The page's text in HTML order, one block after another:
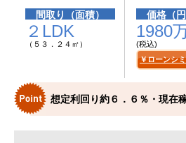
間取り（面積）
２LDK
（５３．２４㎡）
価格（円
1980
(税込)
￥ローンシ
想定利回り約６．６％・現在